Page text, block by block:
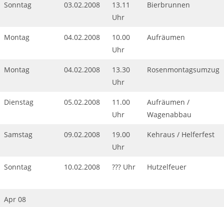
Sonntag 03.02.2008
13.11
Uhr
Bierbrunnen
Montag 04.02.2008
10.00
Uhr
Aufräumen
Montag 04.02.2008
13.30
Uhr
Rosenmontagsumzug
Dienstag 05.02.2008
11.00
Uhr
Aufräumen /
Wagenabbau
Samstag 09.02.2008
19.00
Uhr
Kehraus / Helferfest
Sonntag 10.02.2008 ??? Uhr Hutzelfeuer
Apr 08